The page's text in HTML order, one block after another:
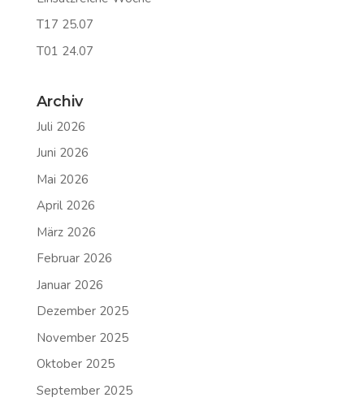
T17 25.07
T01 24.07
Archiv
Juli 2026
Juni 2026
Mai 2026
April 2026
März 2026
Februar 2026
Januar 2026
Dezember 2025
November 2025
Oktober 2025
September 2025